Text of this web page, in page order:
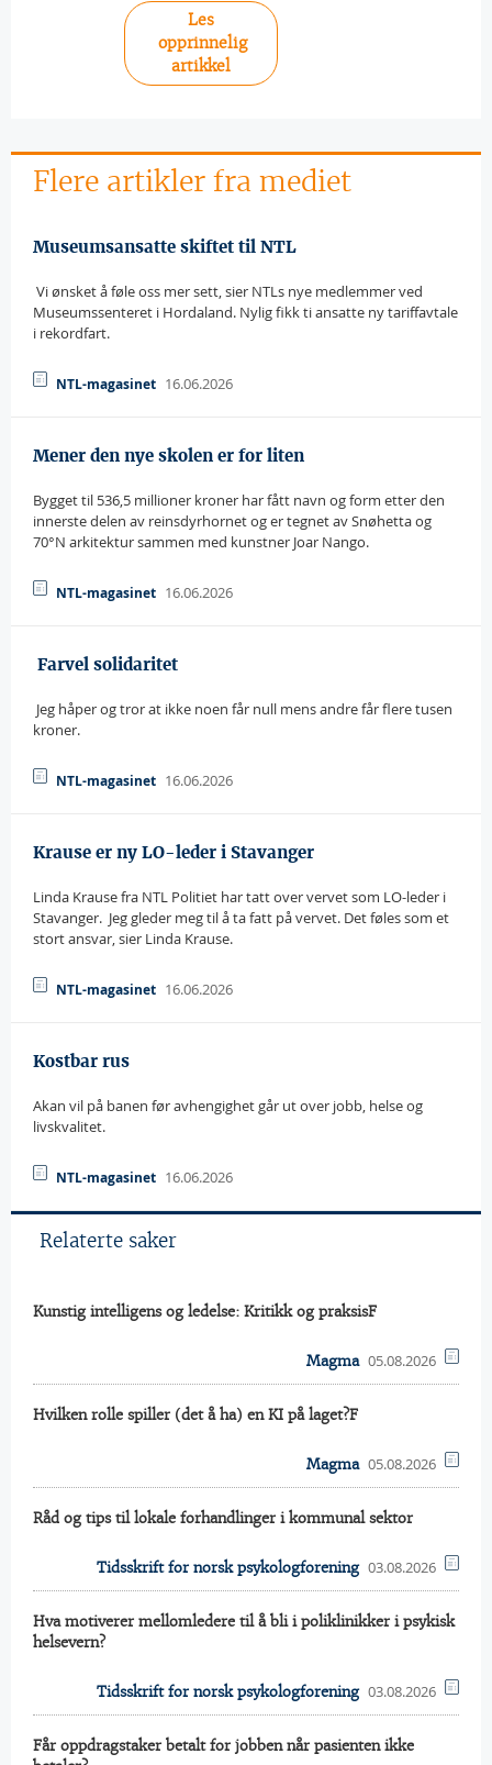
Les
opprinnelig
artikkel
Flere artikler fra mediet
Museumsansatte skiftet til NTL
 Vi ønsket å føle oss mer sett, sier NTLs nye medlemmer ved
Museumssenteret i Hordaland. Nylig fikk ti ansatte ny tariffavtale
i rekordfart.
NTL-magasinet 16.06.2026
Mener den nye skolen er for liten
Bygget til 536,5 millioner kroner har fått navn og form etter den
innerste delen av reinsdyrhornet og er tegnet av Snøhetta og
70°N arkitektur sammen med kunstner Joar Nango.
NTL-magasinet 16.06.2026
 Farvel solidaritet
 Jeg håper og tror at ikke noen får null mens andre får flere tusen
kroner.
NTL-magasinet 16.06.2026
Krause er ny LO-leder i Stavanger
Linda Krause fra NTL Politiet har tatt over vervet som LO-leder i
Stavanger.  Jeg gleder meg til å ta fatt på vervet. Det føles som et
stort ansvar, sier Linda Krause.
NTL-magasinet 16.06.2026
Kostbar rus
Akan vil på banen før avhengighet går ut over jobb, helse og
livskvalitet.
NTL-magasinet 16.06.2026
Relaterte saker
Kunstig intelligens og ledelse: Kritikk og praksisF
Magma 05.08.2026
Hvilken rolle spiller (det å ha) en KI på laget?F
Magma 05.08.2026
Råd og tips til lokale forhandlinger i kommunal sektor
Tidsskrift for norsk psykologforening 03.08.2026
Hva motiverer mellomledere til å bli i poliklinikker i psykisk
helsevern?
Tidsskrift for norsk psykologforening 03.08.2026
Får oppdragstaker betalt for jobben når pasienten ikke